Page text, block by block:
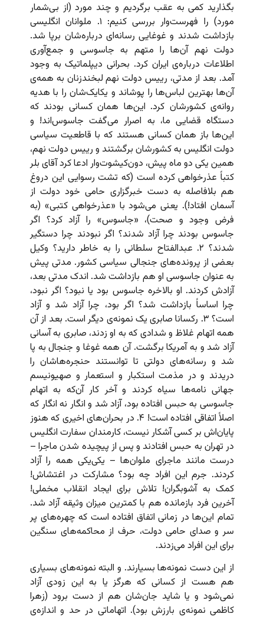
بگذارید کمی به عقب برگردیم و چند مورد (از بی‌شمار
مورد) را فهرست‌وار بررسی کنیم: ۱. ملوانان انگلیسی
بازداشت شدند و غوغایی رسانه‌ای درباره‌شان برپا شد.
دولت نهم آن‌ها را متهم به جاسوسی و جمع‌آوری
اطلاعات درباره‌ی ایران کرد. بحرانی دیپلماتیک به وجود
آمد. بعد از مدتی، رییس دولت نهم لبخندزنان به همه‌ی
آن‌ها بهترین لباس‌ها را پوشاند و یکایک‌شان را با هدیه
روانه‌ی کشورشان کرد. این‌ها همان کسانی بودند که
دستگاه قضایی ما، به اصرار می‌گفت جاسوس‌اند! و
این‌ها باز همان کسانی هستند که با قاطعیت سیاسی
دولت انگلیس به کشورشان برگشتند و رییس دولت نهم،
همین یکی‌ دو ماه پیش، دون‌کیشوت‌وار ادعا کرد آقای بلر
کتباً عذرخواهی کرده است (که تشت رسوایی این دروغ
هم بلافاصله به دست خبرگزاری حامی خود دولت از
آسمان افتاد!). یعنی می‌شود با «عذرخواهی کتبی» (به
فرض وجود و صحت)، «جاسوس» را آزاد کرد؟ اگر
جاسوس بودند چرا آزاد شدند؟ اگر نبودند چرا دستگیر
شدند؟ ۲. عبدالفتاح سلطانی را به خاطر دارید؟ وکیل
بعضی از پرونده‌های جنجالی سیاسی کشور. مدتی پیش
به عنوان جاسوسی او هم بازداشت شد. اندک مدتی بعد،
آزادش کردند. او بالاخره جاسوس بود یا نبود؟ اگر نبود،
چرا اساساً بازداشت شد؟ اگر بود، چرا آزاد شد و آزاد
است؟ ۳. رکسانا صابری یک نمونه‌ی دیگر است. بعد از آن
همه اتهام غلاظ و شدادی که به او زدند، صابری به آسانی
آزاد شد و به آمریکا برگشت. آن همه غوغا و جنجال به پا
شد و رسانه‌های دولتی تا توانستند حنجره‌هاشان را
دریدند و در مذمت استکبار و استعمار و صهیونیسم
جهانی نامه‌ها سیاه کردند و آخر کار آن‌که به اتهام
جاسوسی به حبس افتاده بود، آزاد شد و انگار نه انگار که
اصلاً اتفاقی افتاده است! ۴. در بحران‌های اخیری که هنوز
پایان‌اش بر کسی آشکار نیست، کارمندان سفارت انگلیس
در تهران به حبس افتادند و پس از پیچیده شدن ماجرا –
درست مانند ماجرای ملوان‌ها – یکی‌یکی همه را آزاد
کردند. جرم این افراد چه بود؟ مشارکت در اغتشاش!
کمک به آشوبگران! تلاش برای ایجاد انقلاب مخملی!
آخرین فرد بازمانده هم با کمترین میزان وثیقه آزاد شد.
تمام این‌ها در زمانی اتفاق افتاده است که چهره‌های پر
سر و صدای حامی دولت، حرف از محاکمه‌های سنگین
برای این افراد می‌زدند.
از این دست نمونه‌ها بسیارند. و البته نمونه‌های بسیاری
هم هست از کسانی که هرگز یا به این زودی آزاد
نمی‌شود و یا شاید جان‌شان هم از دست برود (زهرا
کاظمی نمونه‌ی بارزش بود). اتهاماتی در حد و اندازه‌ی